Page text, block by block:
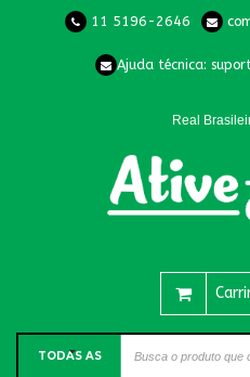
11 5196-2646
Ajuda técnica:
Real
TODAS AS